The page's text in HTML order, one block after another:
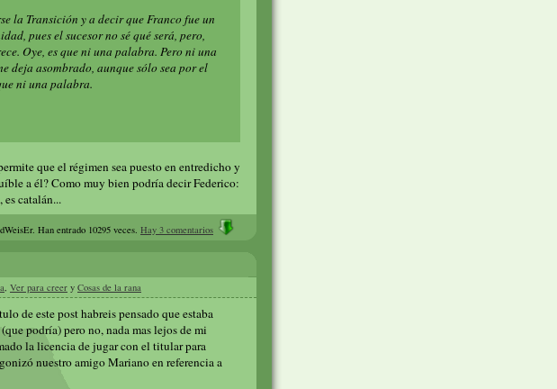
la Transición y a decir que Franco fue un
pues el sucesor no sé qué será, pero,
Oye, es que ni una palabra. Pero ni una
deja asombrado, aunque sólo sea por el
ni una palabra.
que el régimen sea puesto en entredicho y
a él? Como muy bien podría decir Federico:
es catalán...
Han entrado 10295 veces. Hay 3 comentarios
, Ver para creer y Cosas de la rana
de este post habreis pensado que estaba
podría) pero no, nada mas lejos de mi
la licencia de jugar con el titular para
nuestro amigo Mariano en referencia a